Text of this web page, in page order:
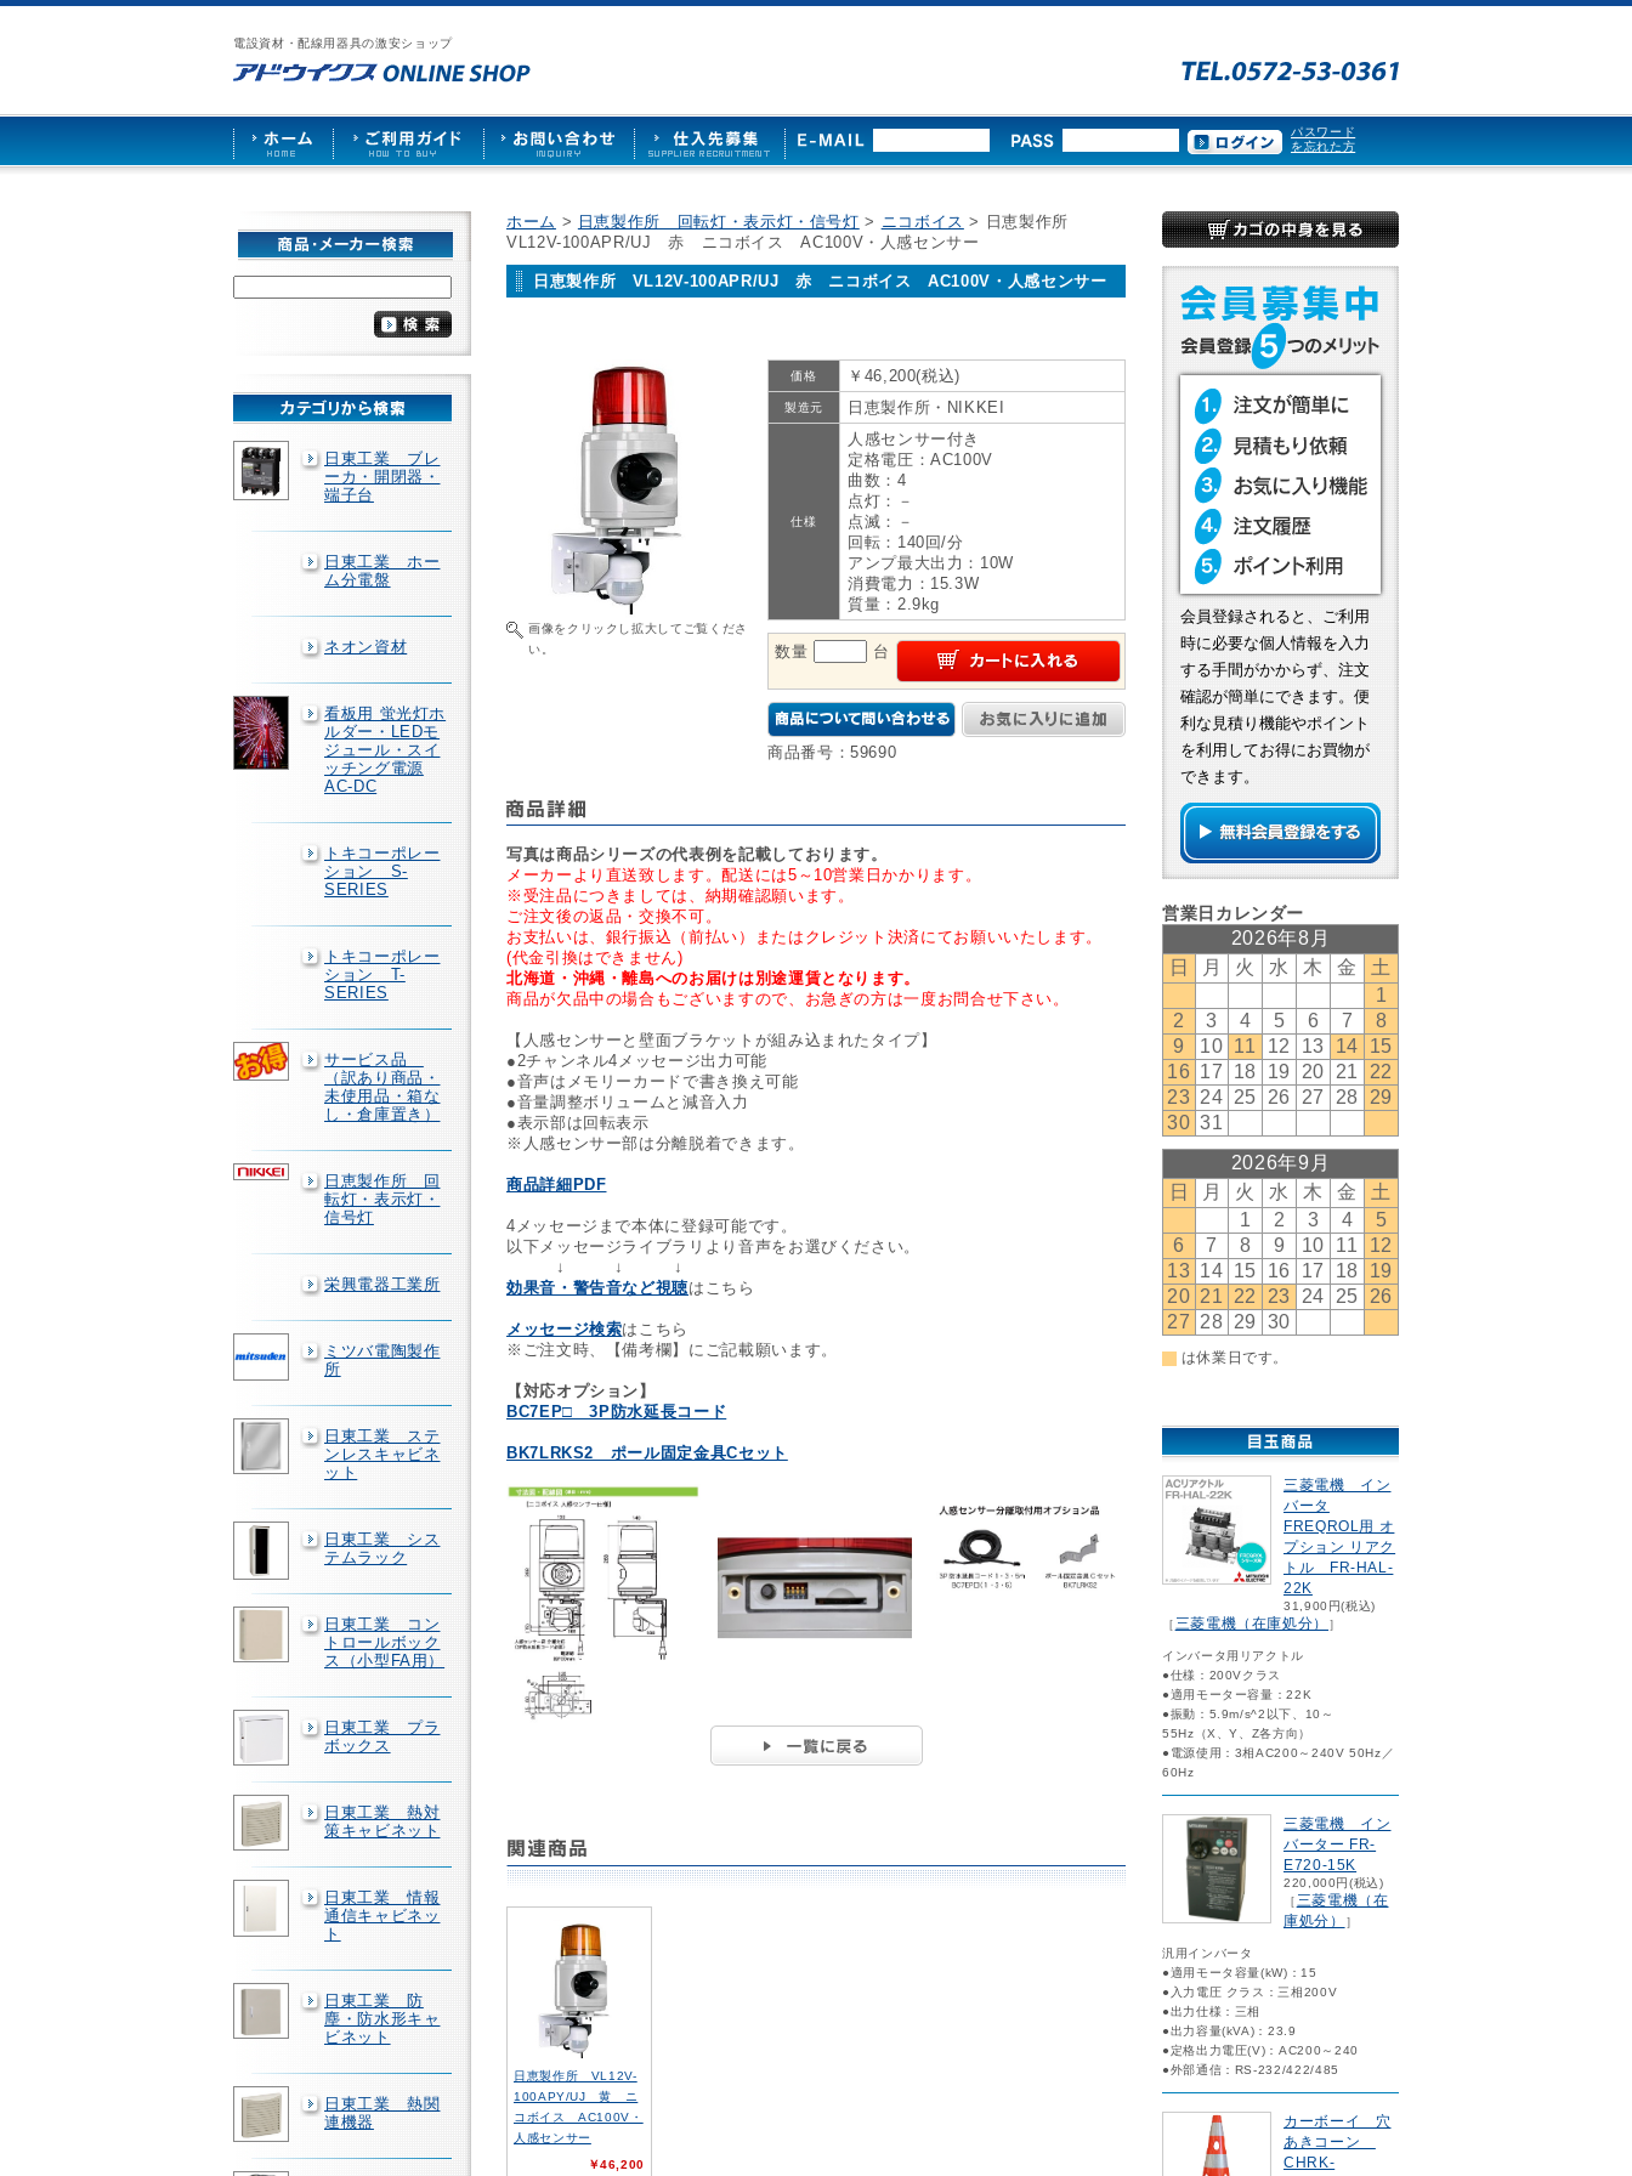
電設資材・配線用器具の激安ショップ
漏
カ
照
ア
ス
ご
ド
お
せ
仕
パスワード
を忘れた方
日東工業 ブレ
ーカ・開閉器・
端子台
日東工業 ホー
ム分電盤
ネオン資材
看板用 蛍光灯ホ
ルダー・LEDモ
ジュール・スイ
ッチング電源
AC-DC
トキコーポレー
ション S-
SERIES
トキコーポレー
ション T-
SERIES
サービス品
（訳あり商品・
未使用品・箱な
し・倉庫置き）
日恵製作所 回
転灯・表示灯・
信号灯
栄興電器工業所
ミツバ電陶製作
所
日東工業 ステ
ンレスキャビネ
ット
日東工業 シス
テムラック
日東工業 コン
トロールボック
ス（小型FA用）
日東工業 プラ
ボックス
日東工業 熱対
策キャビネット
日東工業 情報
通信キャビネッ
ト
日東工業 防
塵・防水形キャ
ビネット
日東工業 熱関
連機器
ホーム > 日恵製作所 回転灯・表示灯・信号灯 > ニコボイス > 日恵製作所
VL12V-100APR/UJ 赤 ニコボイス AC100V・人感センサー
日恵製作所 VL12V-100APR/UJ 赤 ニコボイス AC100V・人感センサー
画像をクリックし拡大してご覧くださ
い。
価格 ￥46,200(税込)
製造元 日恵製作所・NIKKEI
仕様
人感センサー付き
定格電圧：AC100V
曲数：4
点灯：－
点滅：－
回転：140回/分
アンプ最大出力：10W
消費電力：15.3W
質量：2.9kg
数量 台
商品番号：59690
写真は商品シリーズの代表例を記載しております。
メーカーより直送致します。配送には5～10営業日かかります。
※受注品につきましては、納期確認願います。
ご注文後の返品・交換不可。
お支払いは、銀行振込（前払い）またはクレジット決済にてお願いいたします。
(代金引換はできません)
北海道・沖縄・離島へのお届けは別途運賃となります。
商品が欠品中の場合もございますので、お急ぎの方は一度お問合せ下さい。
【人感センサーと壁面ブラケットが組み込まれたタイプ】
●2チャンネル4メッセージ出力可能
●音声はメモリーカードで書き換え可能
●音量調整ボリュームと減音入力
●表示部は回転表示
※人感センサー部は分離脱着できます。
商品詳細PDF
4メッセージまで本体に登録可能です。
以下メッセージライブラリより音声をお選びください。
↓ ↓ ↓
効果音・警告音など視聴はこちら
メッセージ検索はこちら
※ご注文時、【備考欄】にご記載願います。
【対応オプション】
BC7EP□ 3P防水延長コード
BK7LRKS2 ポール固定金具Cセット
日恵製作所 VL12V-
100APY/UJ 黄 ニ
コボイス AC100V・
人感センサー
￥46,200
会員登録されると、ご利用
時に必要な個人情報を入力
する手間がかからず、注文
確認が簡単にできます。便
利な見積り機能やポイント
を利用してお得にお買物が
できます。
三菱電機 イン
バータ
FREQROL用 オ
プション リアク
トル FR-HAL-
22K
31,900円(税込)
［三菱電機（在庫処分） ］
インバータ用リアクトル
●仕様：200Vクラス
●適用モーター容量：22K
●振動：5.9m/s^2以下、10～
55Hz（X、Y、Z各方向）
●電源使用：3相AC200～240V 50Hz／
60Hz
三菱電機 イン
バーター FR-
E720-15K
220,000円(税込)
［三菱電機（在
庫処分）
］
汎用インバータ
●適用モータ容量(kW)：15
●入力電圧 クラス：三相200V
●出力仕様：三相
●出力容量(kVA)：23.9
●定格出力電圧(V)：AC200～240
●外部通信：RS-232/422/485
カーボーイ 穴
あきコーン
CHRK-